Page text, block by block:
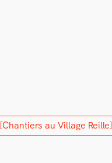
[Chantiers au Village Reille]